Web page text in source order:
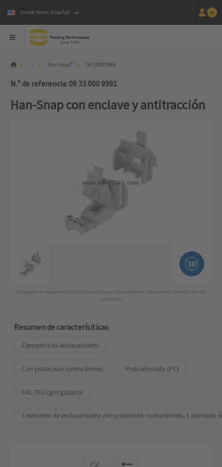
United States (Español)
... Han-Snap® 09 33 000 9991
N.º de referencia: 09 33 000 9991
Han-Snap con enclave y antitracción
La imagen se muestra con fines ilustrativos exclusivamente. Consulte la descripción del
producto.
Resumen de caracterísiticas
Elementos de enclavamiento
Con protección contra tirones Policarbonato (PC)
RAL 7032 (gris guijarro)
1 elemento de enclavamiento con protección contra tirones, 1 elemento